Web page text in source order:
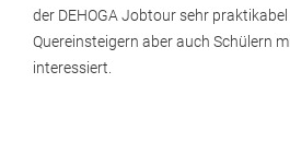
der DEHOGA Jobtour sehr
Quereinsteigern aber auch Schülern
interessiert.